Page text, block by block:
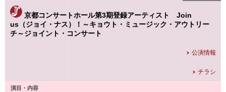
京都コンサートホール第3期登録アーティスト Join
us（ジョイ・ナス）！～キョウト・ミュージック・アウトリー
チ～ジョイント・コンサート
公演情報
チラシ
演目・内容